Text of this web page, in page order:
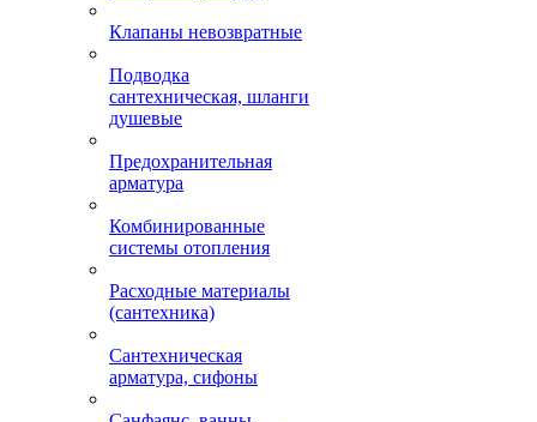
Клапаны невозвратные
Подводка
сантехническая, шланги
душевые
Предохранительная
арматура
Комбинированные
системы отопления
Расходные материалы
(сантехника)
Сантехническая
арматура, сифоны